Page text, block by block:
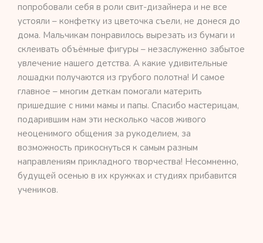
попробовали себя в роли свит-дизайнера и не все
устояли – конфетку из цветочка съели, не донеся до
дома. Мальчикам понравилось вырезать из бумаги и
склеивать объёмные фигуры – незаслуженно забытое
увлечение нашего детства. А какие удивительные
лошадки получаются из грубого полотна! И самое
главное – многим деткам помогали материть
пришедшие с ними мамы и папы. Спасибо мастерицам,
подарившим нам эти несколько часов живого
неоценимого общения за рукоделием, за
возможность прикоснуться к самым разным
направлениям прикладного творчества! Несомненно,
будущей осенью в их кружках и студиях прибавится
учеников.